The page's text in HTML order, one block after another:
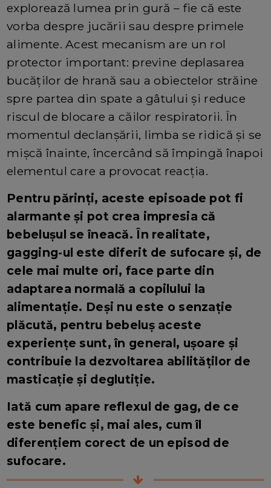
explorează lumea prin gură – fie că este
vorba despre jucării sau despre primele
alimente. Acest mecanism are un rol
protector important: previne deplasarea
bucăților de hrană sau a obiectelor străine
spre partea din spate a gâtului și reduce
riscul de blocare a căilor respiratorii. În
momentul declanșării, limba se ridică și se
mișcă înainte, încercând să împingă înapoi
elementul care a provocat reacția.
Pentru părinți, aceste episoade pot fi
alarmante și pot crea impresia că
bebelușul se îneacă. În realitate,
gagging-ul este diferit de sufocare și, de
cele mai multe ori, face parte din
adaptarea normală a copilului la
alimentație. Deși nu este o senzație
plăcută, pentru bebeluș aceste
experiențe sunt, în general, ușoare și
contribuie la dezvoltarea abilităților de
masticație și deglutiție.
Iată cum apare reflexul de gag, de ce
este benefic și, mai ales, cum îl
diferențiem corect de un episod de
sufocare.